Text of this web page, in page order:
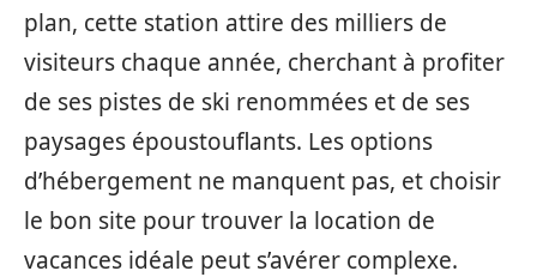
plan, cette station attire des milliers de
visiteurs chaque année, cherchant à profiter
de ses pistes de ski renommées et de ses
paysages époustouflants. Les options
d’hébergement ne manquent pas, et choisir
le bon site pour trouver la location de
vacances idéale peut s’avérer complexe.